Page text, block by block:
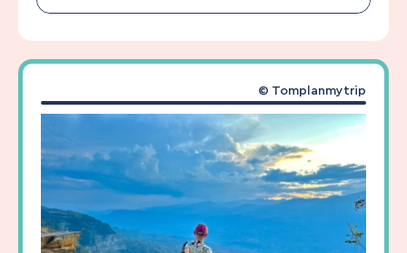
© Tomplanmytrip